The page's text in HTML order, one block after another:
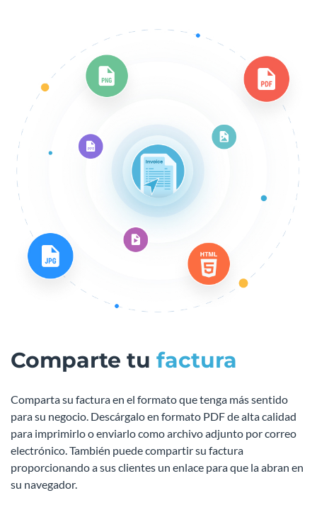
Comparte tu factura
Comparta su factura en el formato que tenga más sentido
para su negocio. Descárgalo en formato PDF de alta calidad
para imprimirlo o enviarlo como archivo adjunto por correo
electrónico. También puede compartir su factura
proporcionando a sus clientes un enlace para que la abran en
su navegador.